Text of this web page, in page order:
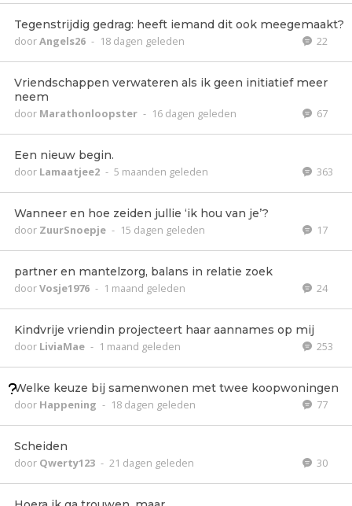
Tegenstrijdig gedrag: heeft iemand dit ook meegemaakt?
doorAngels26 - 18 dagen geleden 22
Vriendschappen verwateren als ik geen initiatief meer
neem
door Marathonloopster - 16 dagen geleden 67
Een nieuw begin.
door Lamaatjee2 - 5 maanden geleden 363
Wanneer en hoe zeiden jullie ‘ik hou van je’?
door ZuurSnoepje - 15 dagen geleden 17
partner en mantelzorg, balans in relatie zoek
doorVosje1976 - 1 maand geleden 24
Kindvrije vriendin projecteert haar aannames op mij
door LiviaMae - 1 maand geleden 253
Welke keuze bij samenwonen met twee koopwoningen
door Happening - 18 dagen geleden 77
Scheiden
door Qwerty123 - 21 dagen geleden 30